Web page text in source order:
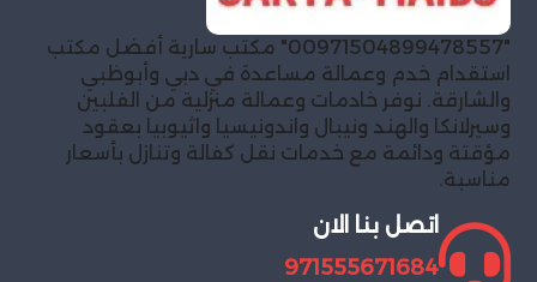
"00971504899478557" مكتب سارية أفضل مكتب
استقدام خدم وعمالة مساعدة في دبي وأبوظبي
والشارقة. نوفر خادمات وعمالة منزلية من الفلبين
وسيرلانكا والهند ونيبال واندونيسيا واثيوبيا بعقود
مؤقتة ودائمة مع خدمات نقل كفالة وتنازل بأسعار
مناسبة.
اتصل بنا الان
971555671684